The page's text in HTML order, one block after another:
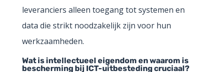
leveranciers alleen toegang tot systemen en
data die strikt noodzakelijk zijn voor hun
werkzaamheden.
Wat is intellectueel eigendom en waarom is
bescherming bij ICT-uitbesteding cruciaal?